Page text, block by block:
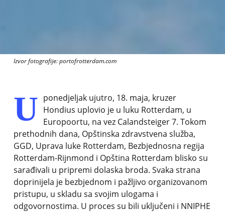
Izvor fotografije: portofrotterdam.com
U ponedjeljak ujutro, 18. maja, kruzer
Hondius uplovio je u luku Rotterdam, u
Europoortu, na vez Calandsteiger 7. Tokom
prethodnih dana, Opštinska zdravstvena služba,
GGD, Uprava luke Rotterdam, Bezbjednosna regija
Rotterdam-Rijnmond i Opština Rotterdam blisko su
sarađivali u pripremi dolaska broda. Svaka strana
doprinijela je bezbjednom i pažljivo organizovanom
pristupu, u skladu sa svojim ulogama i
odgovornostima. U proces su bili uključeni i NNIPHE